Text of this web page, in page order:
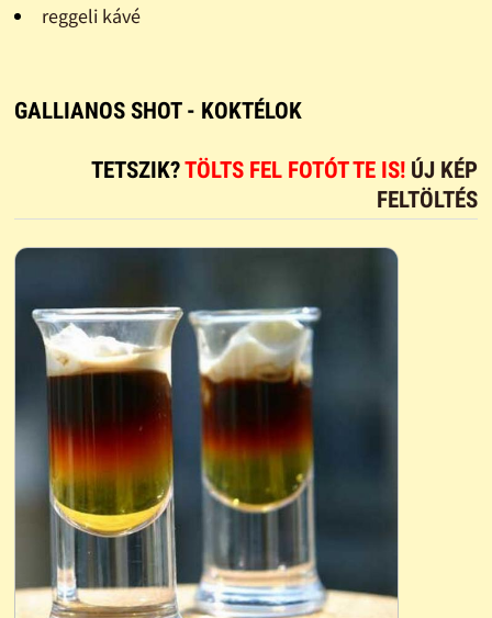
reggeli kávé
GALLIANOS SHOT - KOKTÉLOK
TETSZIK?TÖLTS FEL FOTÓT TE IS! ÚJ KÉP
FELTÖLTÉS